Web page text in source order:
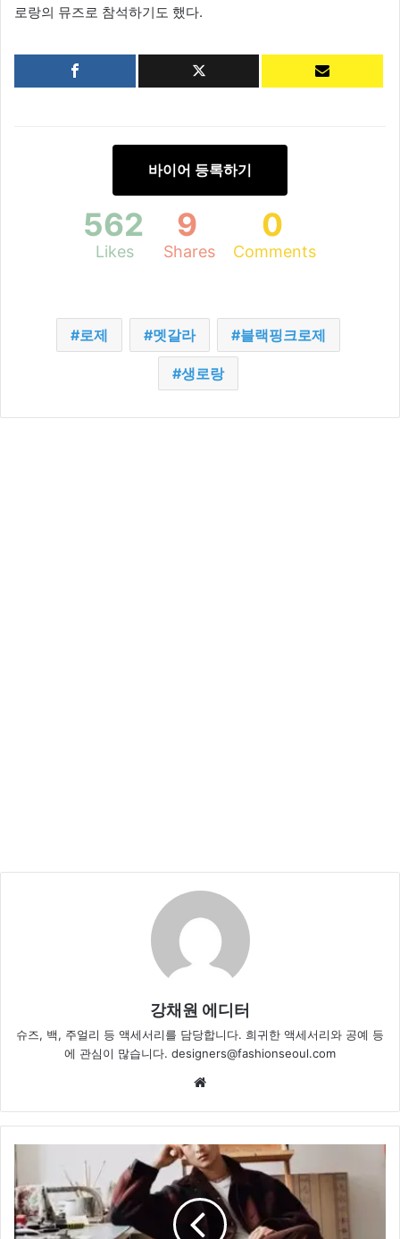
로랑의 뮤즈로 참석하기도 했다.
바이어 등록하기
562
Likes
9
Shares
0
Comments
로제 멧갈라 블랙핑크로제
생로랑
강채원 에디터
슈즈, 백, 주얼리 등 액세서리를 담당합니다. 희귀한 액세서리와 공예 등
에 관심이 많습니다. designers@fashionseoul.com
텀
멜
로